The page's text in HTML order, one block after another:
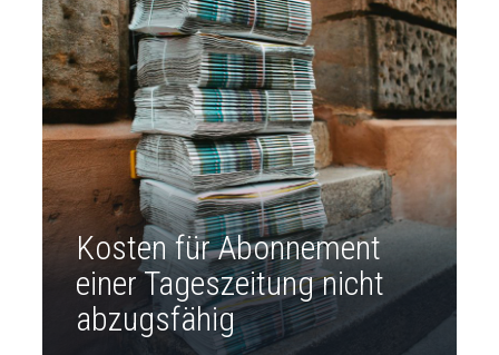
Kosten für Abonnement
einer Tageszeitung nicht
abzugsfähig